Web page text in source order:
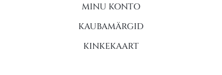
MINU KONTO
KAUBAMÄRGID
KINKEKAART